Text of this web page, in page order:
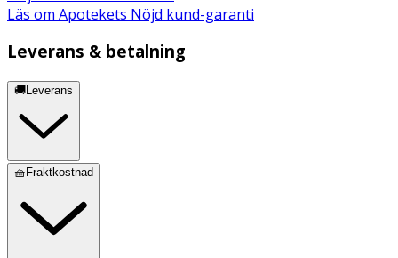
Acetate, Rose Ketones, Vanillin.
Läs om Apotekets Nöjd kund-garanti
Leverans & betalning
🚚Leverans
🧺Fraktkostnad